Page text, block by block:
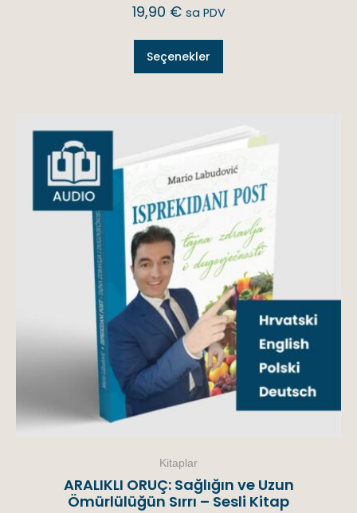
19,90 € sa PDV
Seçenekler
Kitaplar
ARALIKLI ORUÇ: Sağlığın ve Uzun
Ömürlülüğün Sırrı – Sesli Kitap